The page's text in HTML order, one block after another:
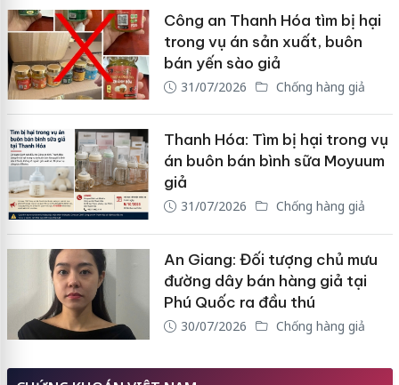
Công an Thanh Hóa tìm bị hại
trong vụ án sản xuất, buôn
bán yến sào giả
31/07/2026 Chống hàng giả
Thanh Hóa: Tìm bị hại trong vụ
án buôn bán bình sữa Moyuum
giả
31/07/2026 Chống hàng giả
An Giang: Đối tượng chủ mưu
đường dây bán hàng giả tại
Phú Quốc ra đầu thú
30/07/2026 Chống hàng giả